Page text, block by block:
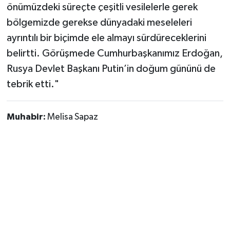
önümüzdeki süreçte çeşitli vesilelerle gerek
bölgemizde gerekse dünyadaki meseleleri
ayrıntılı bir biçimde ele almayı sürdüreceklerini
belirtti. Görüşmede Cumhurbaşkanımız Erdoğan,
Rusya Devlet Başkanı Putin’in doğum gününü de
tebrik etti."
Muhabir: Melisa Sapaz